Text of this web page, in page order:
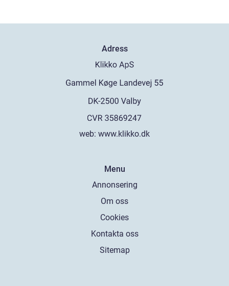
Adress
web: www.klikko.dk
Menu
Annonsering
Om oss
Cookies
Kontakta oss
Sitemap